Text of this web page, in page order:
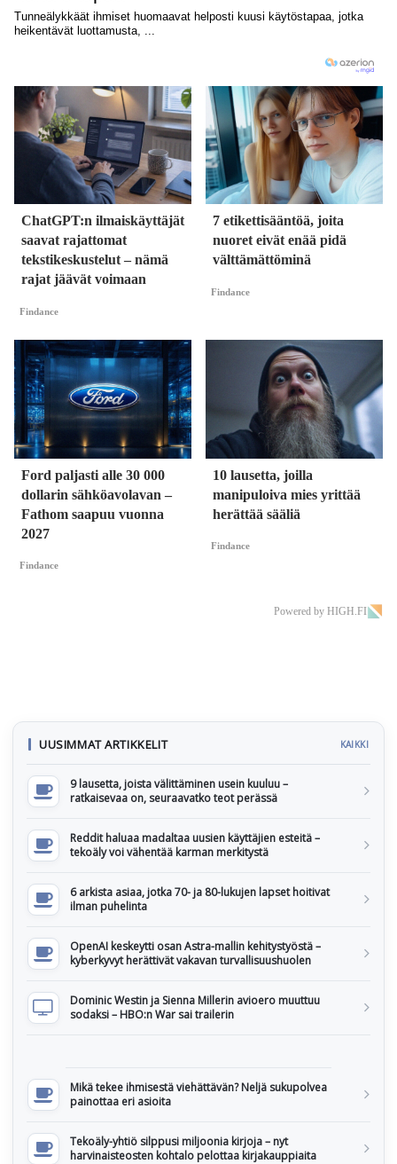
ChatGPT:n ilmaiskäyttäjät
saavat rajattomat
tekstikeskustelut – nämä
rajat jäävät voimaan
Findance
7 etikettisääntöä, joita
nuoret eivät enää pidä
välttämättöminä
Findance
Ford paljasti alle 30 000
dollarin sähköavolavan –
Fathom saapuu vuonna
2027
Findance
10 lausetta, joilla
manipuloiva mies yrittää
herättää sääliä
Findance
Powered by HIGH.FI
UUSIMMAT ARTIKKELIT KAIKKI
9 lausetta, joista välittäminen usein kuuluu –
ratkaisevaa on, seuraavatko teot perässä
Reddit haluaa madaltaa uusien käyttäjien esteitä –
tekoäly voi vähentää karman merkitystä
6 arkista asiaa, jotka 70- ja 80-lukujen lapset hoitivat
ilman puhelinta
OpenAI keskeytti osan Astra-mallin kehitystyöstä –
kyberkyvyt herättivät vakavan turvallisuushuolen
Dominic Westin ja Sienna Millerin avioero muuttuu
sodaksi – HBO:n War sai trailerin
Mikä tekee ihmisestä viehättävän? Neljä sukupolvea
painottaa eri asioita
Tekoäly-yhtiö silppusi miljoonia kirjoja – nyt
harvinaisteosten kohtalo pelottaa kirjakauppiaita